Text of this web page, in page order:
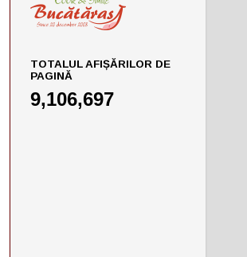
TOTALUL AFIȘĂRILOR DE
PAGINĂ
9,106,697